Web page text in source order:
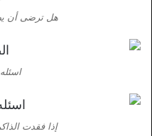
هل ترضى أن
إذا فقدت